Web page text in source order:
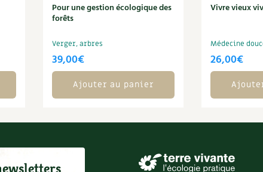
Pour une gestion écologique des
forêts
Verger, arbres
39,00€
Ajouter au panier
Vivre vieux
Médecine
26,00€